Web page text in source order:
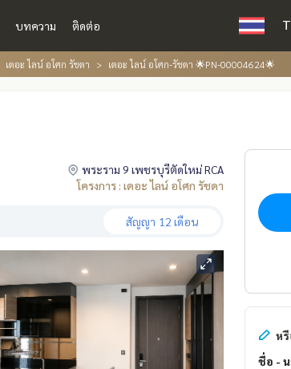
บทความ ติดต่อ
เดอะ ไลน์ อโศก รัชดา เดอะ ไลน์ อโศก-รัชดา 🌟PN-00004624🌟
พระราม 9 เพชรบุรีตัดใหม่ RCA
โครงการ : เดอะ ไลน์ อโศก รัชดา
สัญญา 12 เดือน
ห
ชื่อ -